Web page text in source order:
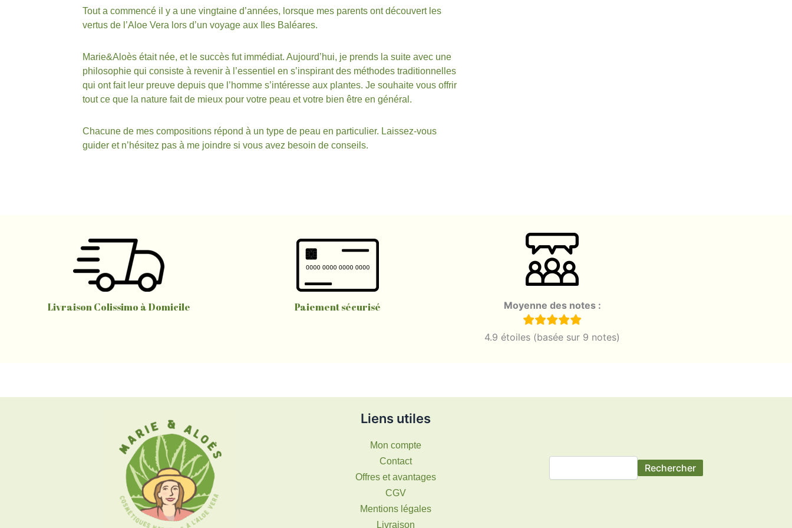
Tout a commencé il y a une vingtaine d’années, lorsque mes parents ont découvert les
vertus de l’Aloe Vera lors d’un voyage aux Iles Baléares.
Marie&Aloès était née, et le succès fut immédiat. Aujourd’hui, je prends la suite avec une
philosophie qui consiste à revenir à l’essentiel en s’inspirant des méthodes traditionnelles
qui ont fait leur preuve depuis que l’homme s’intéresse aux plantes. Je souhaite vous offrir
tout ce que la nature fait de mieux pour votre peau et votre bien être en général.
Chacune de mes compositions répond à un type de peau en particulier. Laissez-vous
guider et n’hésitez pas à me joindre si vous avez besoin de conseils.
Livraison Colissimo à Domicile Paiement sécurisé Moyenne des notes :
4.9 étoiles (basée sur 9 notes)
Liens utiles
Mon compte
Contact
Offres et avantages
CGV
Mentions légales
Livraison
Rechercher